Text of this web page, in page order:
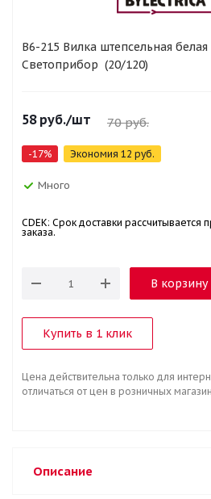
В6-215 Вилка штепсельная
Светоприбор (20/120)
58руб./шт 70руб.
-17% Экономия 12 руб.
Много
CDEK: Срок доставки
заказа.
В корзину
Купить в 1 клик
Цена действительна только для
отличаться от цен в розничных
Описание